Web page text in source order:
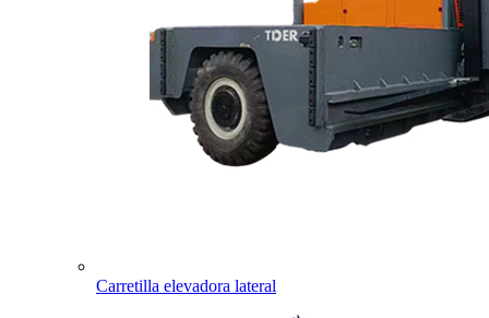
Carretilla elevadora lateral